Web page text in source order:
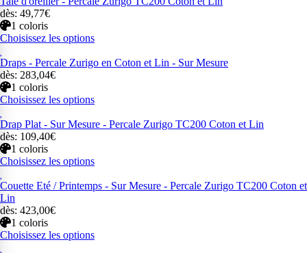
dès: 49,77€
1 coloris
Choisissez les options
Draps - Percale Zurigo en Coton et Lin - Sur Mesure
dès: 283,04€
1 coloris
Choisissez les options
Drap Plat - Sur Mesure - Percale Zurigo TC200 Coton et Lin
dès: 109,40€
1 coloris
Choisissez les options
Couette Eté / Printemps - Sur Mesure - Percale Zurigo TC200 Coton et
Lin
dès: 423,00€
1 coloris
Choisissez les options